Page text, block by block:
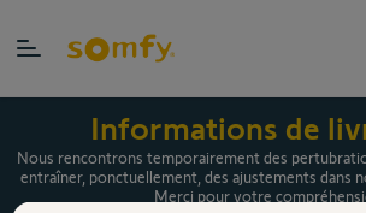
Informations de
Nous rencontrons temporairement des
entraîner, ponctuellement, des ajustements dans
Merci pour votre